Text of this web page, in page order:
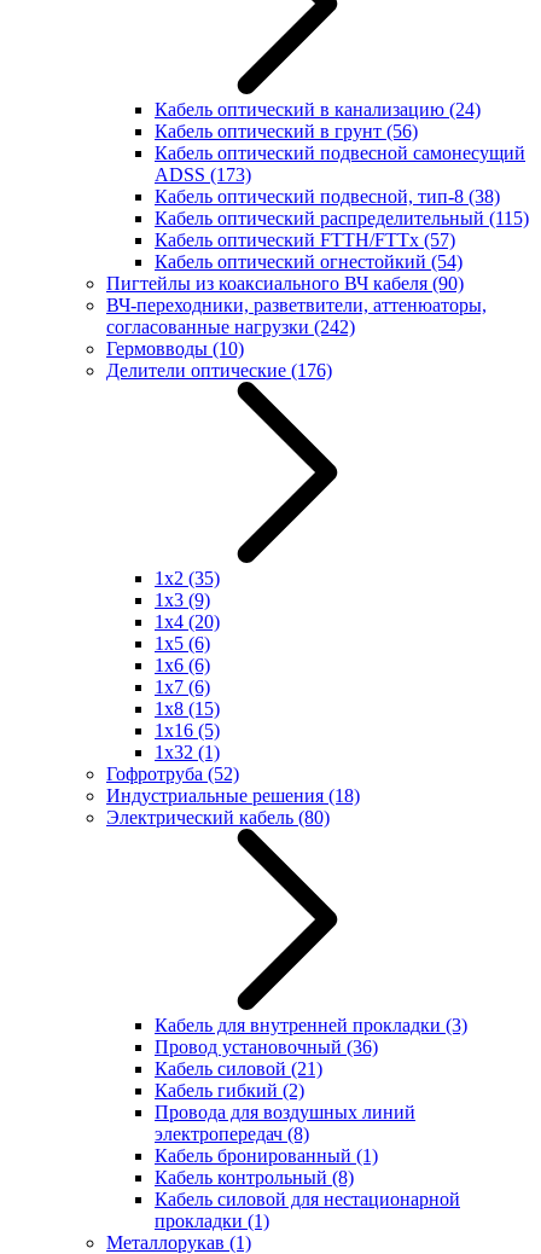
Кабель оптический в канализацию (24)
Кабель оптический в грунт (56)
Кабель оптический подвесной самонесущий
ADSS (173)
Кабель оптический подвесной, тип-8 (38)
Кабель оптический распределительный (115)
Кабель оптический FTTH/FTTx (57)
Кабель оптический огнестойкий (54)
Пигтейлы из коаксиального ВЧ кабеля (90)
ВЧ-переходники, разветвители, аттенюаторы,
согласованные нагрузки (242)
Гермовводы (10)
Делители оптические (176)
1x2 (35)
1x3 (9)
1x4 (20)
1x5 (6)
1x6 (6)
1x7 (6)
1x8 (15)
1x16 (5)
1x32 (1)
Гофротруба (52)
Индустриальные решения (18)
Электрический кабель (80)
Кабель для внутренней прокладки (3)
Провод установочный (36)
Кабель силовой (21)
Кабель гибкий (2)
Провода для воздушных линий
электропередач (8)
Кабель бронированный (1)
Кабель контрольный (8)
Кабель силовой для нестационарной
прокладки (1)
Металлорукав (1)